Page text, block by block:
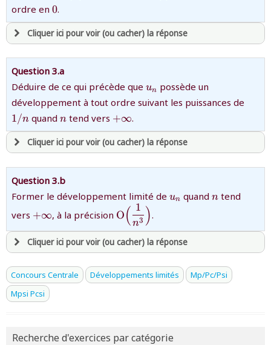
ordre en {0}
0.
Cliquer ici pour voir (ou cacher) la réponse
avoir
une souscription active sur mathprepa
revenir àla page d'accueil
ou testerla page d'extraits libres
ou consulterle plan du site
Question 3.a
Déduire de ce qui précède que {u_{n}}
un possède un
développement à tout ordre suivant les puissances de
1/n quand {n}
n tend vers {+\infty}
+∞.
Cliquer ici pour voir (ou cacher) la réponse
avoir
une souscription active sur mathprepa
ou tester la page d'extraits libres
ou consulterle plan du site
Question 3.b
Former le développement limité de {u_{n}}
un quand {n}
n tend
vers {+\infty}
+∞, à la précision {\text{O}\Bigl(\dfrac{1}
{n^{3}}\Bigr)}
O(n3
1 ).
Cliquer ici pour voir (ou cacher) la réponse
avoirune souscription active sur mathprepa
et être
ou testerla page d'extraits libres
Concours Centrale Développements limités
Mp/Pc/Psi
Mpsi Pcsi
Recherche d'exercices par catégorie